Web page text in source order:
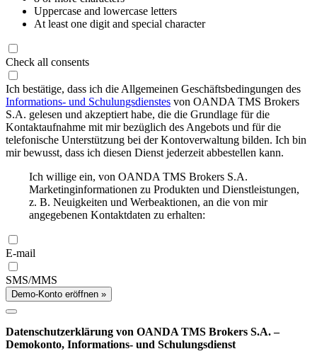
Uppercase and lowercase letters
At least one digit and special character
Check all consents
Ich bestätige, dass ich die Allgemeinen Geschäftsbedingungen des
Informations- und Schulungsdienstes von OANDA TMS Brokers
S.A. gelesen und akzeptiert habe, die die Grundlage für die
Kontaktaufnahme mit mir bezüglich des Angebots und für die
telefonische Unterstützung bei der Kontoverwaltung bilden. Ich bin
mir bewusst, dass ich diesen Dienst jederzeit abbestellen kann.
Ich willige ein, von OANDA TMS Brokers S.A.
Marketinginformationen zu Produkten und Dienstleistungen,
z. B. Neuigkeiten und Werbeaktionen, an die von mir
angegebenen Kontaktdaten zu erhalten:
E-mail
SMS/MMS
Demo-Konto eröffnen »
Datenschutzerklärung von OANDA TMS Brokers S.A. –
Demokonto, Informations- und Schulungsdienst